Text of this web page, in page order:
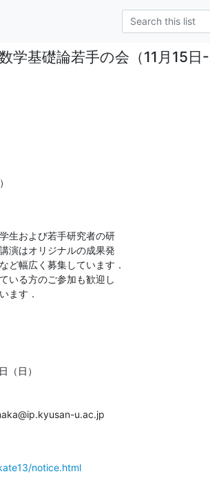
学基礎論若手の会（11月15日
生および若手研究者の研
演はオリジナルの成果発
ど幅広く募集しています．
いる方のご参加も歓迎し
ます．
（日）
u.ac.jp
notice.html